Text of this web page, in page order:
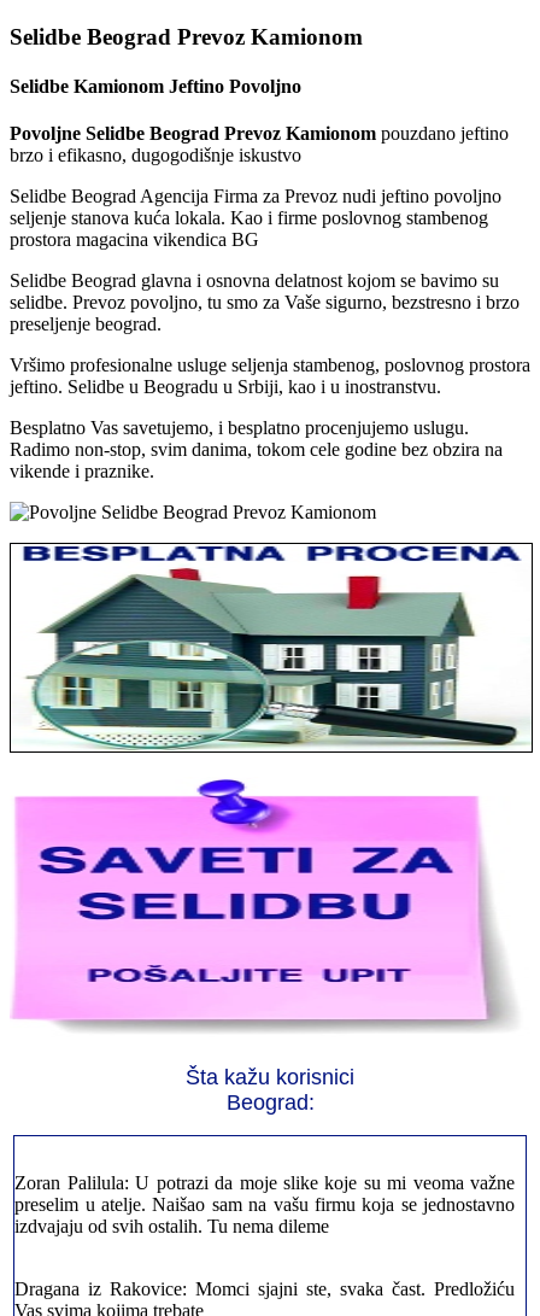
Selidbe Beograd Prevoz Kamionom
Selidbe Kamionom Jeftino Povoljno
Povoljne Selidbe Beograd Prevoz Kamionom pouzdano jeftino
brzo i efikasno, dugogodišnje iskustvo
Selidbe Beograd Agencija Firma za Prevoz nudi jeftino povoljno
seljenje stanova kuća lokala. Kao i firme poslovnog stambenog
prostora magacina vikendica BG
Selidbe Beograd glavna i osnovna delatnost kojom se bavimo su
selidbe. Prevoz povoljno, tu smo za Vaše sigurno, bezstresno i brzo
preseljenje beograd.
Vršimo profesionalne usluge seljenja stambenog, poslovnog prostora
jeftino. Selidbe u Beogradu u Srbiji, kao i u inostranstvu.
Besplatno Vas savetujemo, i besplatno procenjujemo uslugu.
Radimo non-stop, svim danima, tokom cele godine bez obzira na
vikende i praznike.
Šta kažu korisnici
Beograd:
Jelena sa Čukarice: Mogu da pohvalim sve radnike u firmi jer su
sam preselila sve stvari u moj novi stan. Hvala Vam puno
izdvajaju od svih ostalih. Tu nema dileme